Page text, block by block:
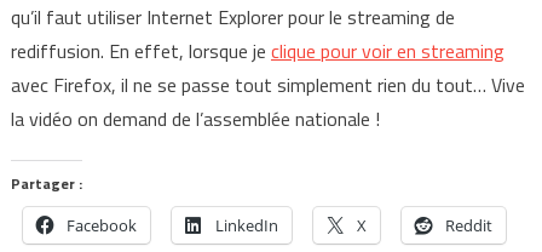
qu’il faut utiliser Internet Explorer pour le streaming de
rediffusion. En effet, lorsque je clique pour voir en streaming
avec Firefox, il ne se passe tout simplement rien du tout… Vive
la vidéo on demand de l’assemblée nationale !
Partager :
Facebook LinkedIn X Reddit